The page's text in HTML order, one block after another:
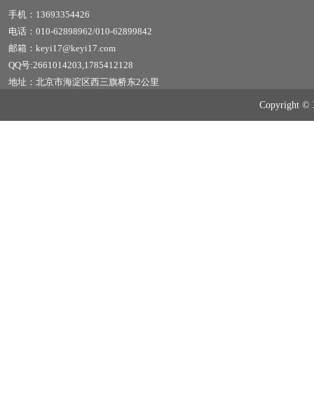
手机：13693354426
电话：010-62898962/010-62899842
邮箱：keyi17@keyi17.com
QQ号:2661014203,1785412128
地址：北京市海淀区西三旗桥东2公里
Copyright ©